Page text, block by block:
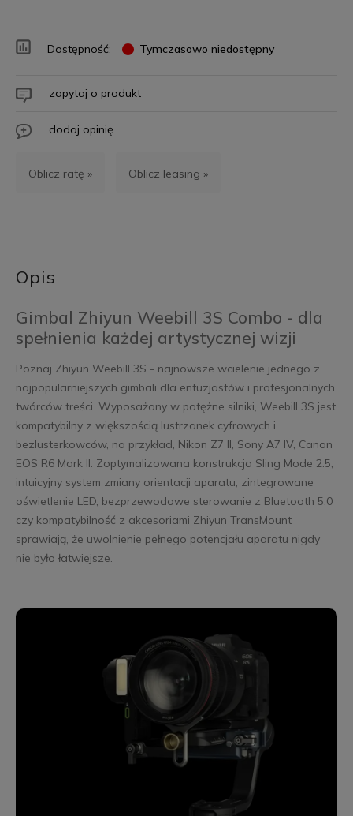
Dostępność: Tymczasowo niedostępny
zapytaj o produkt
dodaj opinię
Oblicz ratę » Oblicz leasing »
Opis
Gimbal Zhiyun Weebill 3S Combo - dla
spełnienia każdej artystycznej wizji
Poznaj Zhiyun Weebill 3S - najnowsze wcielenie jednego z
najpopularniejszych gimbali dla entuzjastów i profesjonalnych
twórców treści. Wyposażony w potężne silniki, Weebill 3S jest
kompatybilny z większością lustrzanek cyfrowych i
bezlusterkowców, na przykład, Nikon Z7 II, Sony A7 IV, Canon
EOS R6 Mark II. Zoptymalizowana konstrukcja Sling Mode 2.5,
intuicyjny system zmiany orientacji aparatu, zintegrowane
oświetlenie LED, bezprzewodowe sterowanie z Bluetooth 5.0
czy kompatybilność z akcesoriami Zhiyun TransMount
sprawiają, że uwolnienie pełnego potencjału aparatu nigdy
nie było łatwiejsze.